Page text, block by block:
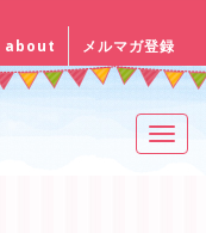
about メルマガ登録